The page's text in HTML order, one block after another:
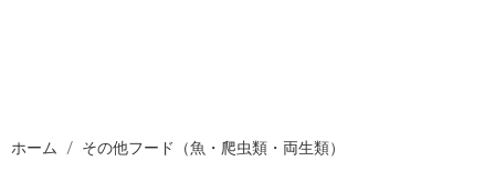
ホーム その他フード（魚・爬虫類・両生類）